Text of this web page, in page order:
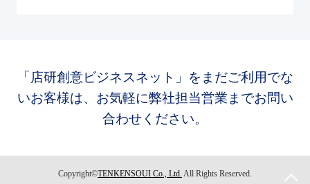
「店研創意ビジネスネット」をまだご利用でな
いお客様は、お気軽に弊社担当営業までお問い
合わせください。
Copyright©TENKENSOUI Co., Ltd. All Rights Reserved.